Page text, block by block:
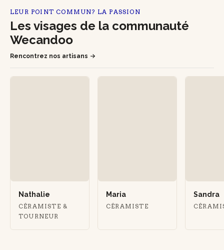
LEUR POINT COMMUN? LA PASSION
Les visages de la communauté
Wecandoo
Rencontrez nos artisans
Nathalie
CÉRAMISTE &
TOURNEUR
Maria
CÉRAMISTE
Sandra